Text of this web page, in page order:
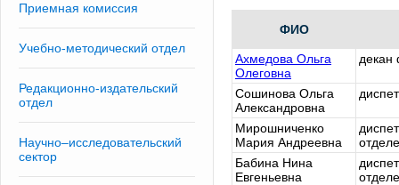
Приемная комиссия
Учебно-методический отдел
Редакционно-издательский
отдел
Научно–исследовательский
сектор
ФИО
Ахмедова Ольга
Олеговна
декан
Сошинова Ольга
Александровна
Мирошниченко
Мария Андреевна
Бабина Нина
Евгеньевна